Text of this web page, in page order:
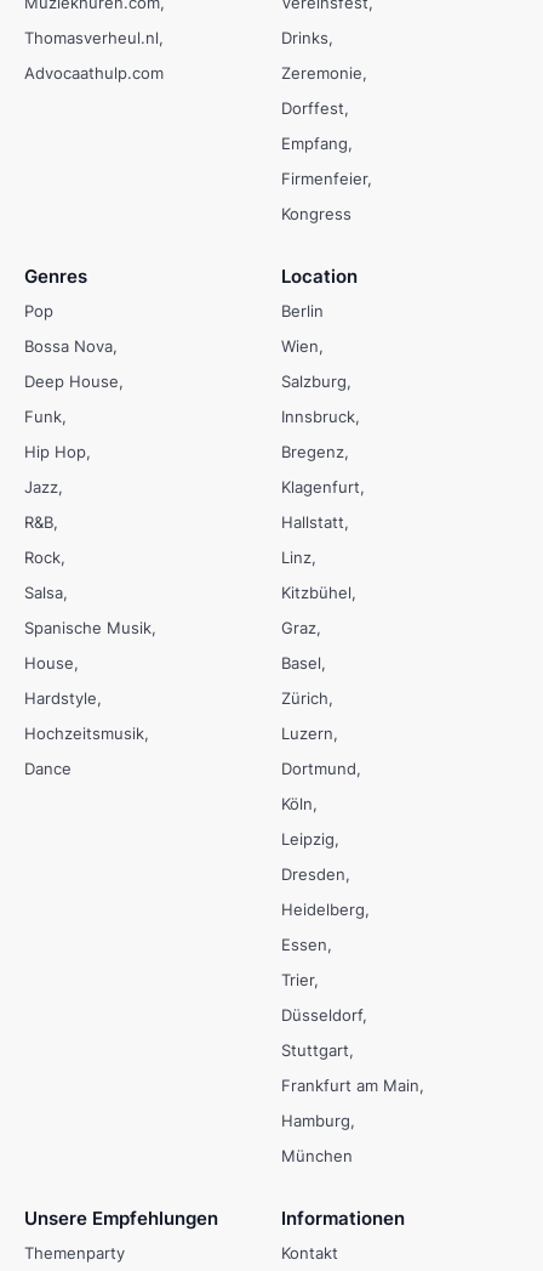
Thomasverheul.nl
Advocaathulp.com
Drinks
Zeremonie
Dorffest
Empfang
Firmenfeier
Kongress
Genres
Pop
Bossa Nova
Deep House
Funk
Hip Hop
Jazz
R&B
Rock
Salsa
Spanische Musik
House
Hardstyle
Hochzeitsmusik
Dance
Location
Berlin
Wien
Salzburg
Innsbruck
Bregenz
Klagenfurt
Hallstatt
Linz
Kitzbühel
Graz
Basel
Zürich
Luzern
Dortmund
Köln
Leipzig
Dresden
Heidelberg
Essen
Trier
Düsseldorf
Stuttgart
Frankfurt am Main
Hamburg
München
Unsere Empfehlungen
Themenparty
Informationen
Kontakt